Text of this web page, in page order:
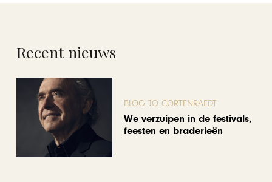
Recent nieuws
BLOG JO CORTENRAEDT
We verzuipen in de festivals,
feesten en braderieën